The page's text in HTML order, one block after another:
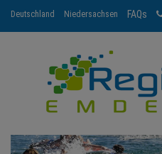
Deutschland Niedersachsen FAQs